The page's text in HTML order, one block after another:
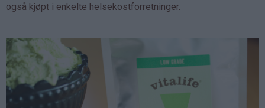
også kjøpt i enkelte helsekostforretninger.